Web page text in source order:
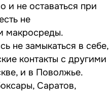
и не оставаться при
не
макросреды.
не замыкаться в себе,
контакты с другими
и в Поволжье.
Саратов,